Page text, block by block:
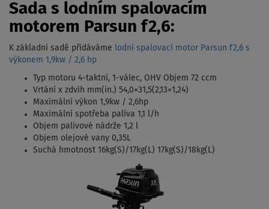
Sada s lodním spalovacím
motorem Parsun f2,6:
K základní sadě přidáváme lodní spalovací motor Parsun f2,6 s
výkonem 1,9kw / 2,6 hp
Typ motoru 4-taktní, 1-válec, OHV Objem 72 ccm
Vrtání x zdvih mm(in.) 54,0×31,5(2,13×1,24)
Maximální výkon 1,9kw / 2,6hp
Maximální spotřeba paliva 1,1 l/h
Objem palivové nádrže 1,2 l
Objem olejové vany 0,35L
Suchá hmotnost 16kg(S)/17kg(L) 17kg(S)/18kg(L)